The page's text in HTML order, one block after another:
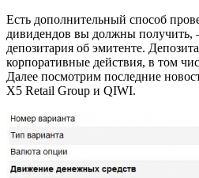
Есть дополнительный способ
дивидендов вы должны получить,
депозитария об эмитенте.
корпоративные действия, в том
Далее посмотрим последние
X5 Retail Group и QIWI.